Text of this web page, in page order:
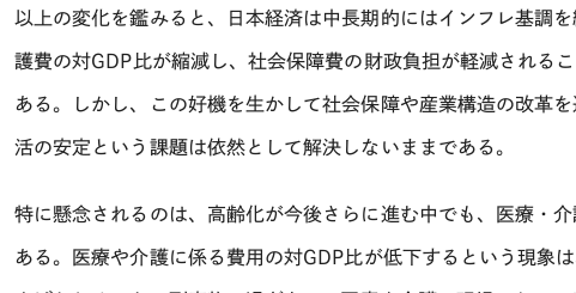
以上の変化を鑑みると、日本経済は中長期的にはインフレ基調
護費の対GDP 比が縮減し、社会保障費の財政負担が軽減される
ある。しかし、この好機を生かして社会保障や産業構造の改革
活の安定という課題は依然として解決しないままである。
特に懸念されるのは、高齢化が今後さらに進む中でも、医療・
ある。医療や介護に係る費用の対GDP 比が低下するという現象